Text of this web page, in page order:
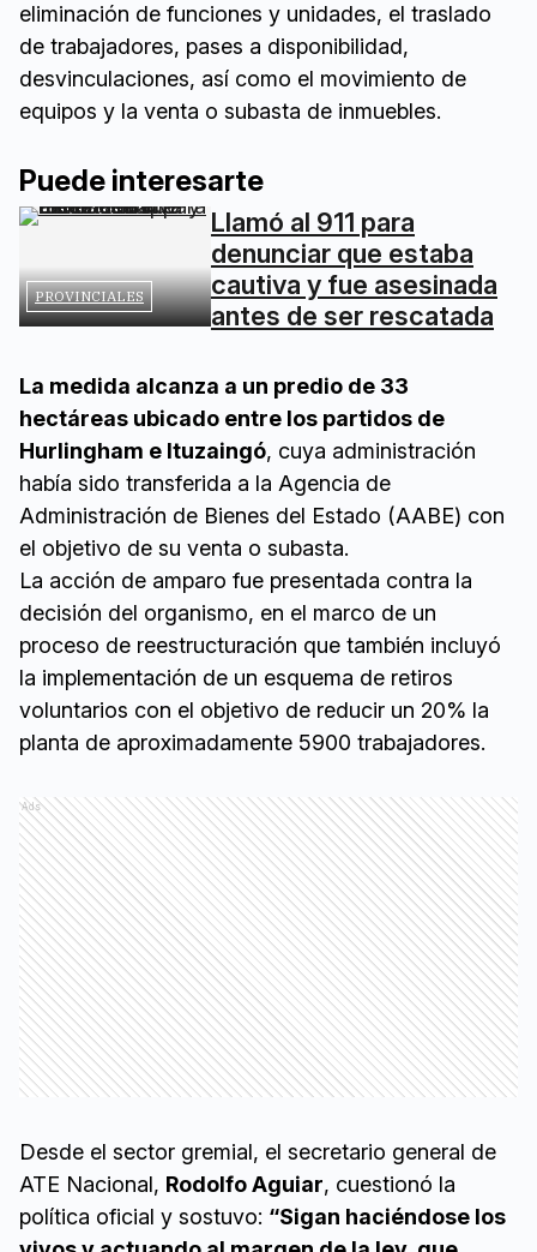
eliminación de funciones y unidades, el traslado
de trabajadores, pases a disponibilidad,
desvinculaciones, así como el movimiento de
equipos y la venta o subasta de inmuebles.
Puede interesarte
PROVINCIALES
Llamó al 911 para
denunciar que estaba
cautiva y fue asesinada
antes de ser rescatada
La medida alcanza a un predio de 33
hectáreas ubicado entre los partidos de
Hurlingham e Ituzaingó, cuya administración
había sido transferida a la Agencia de
Administración de Bienes del Estado (AABE) con
el objetivo de su venta o subasta.
La acción de amparo fue presentada contra la
decisión del organismo, en el marco de un
proceso de reestructuración que también incluyó
la implementación de un esquema de retiros
voluntarios con el objetivo de reducir un 20% la
planta de aproximadamente 5900 trabajadores.
Ads
Desde el sector gremial, el secretario general de
ATE Nacional, Rodolfo Aguiar, cuestionó la
política oficial y sostuvo: “Sigan haciéndose los